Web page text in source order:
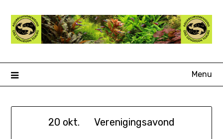
naar
inhoud
Menu
20 okt. Verenigingsavond